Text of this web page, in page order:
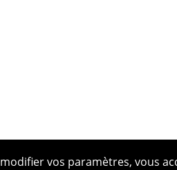
vos paramètres, vous